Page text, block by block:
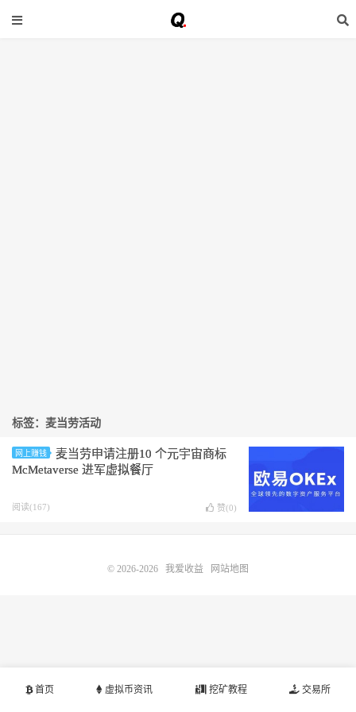
标签：麦当劳活动
网上赚钱
麦当劳申请注册10 个元宇宙商标
McMetaverse 进军虚拟餐厅
阅读(167) 赞(0)
首页 虚拟币资讯 挖矿教程 交易所
© 2026-2026 我爱收益 网站地图